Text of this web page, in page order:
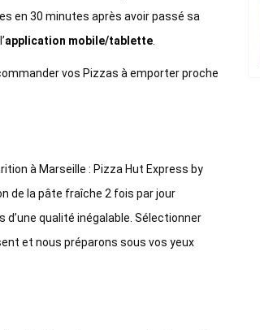
en 30 minutes après avoir passé sa
application mobile/tablette
vos Pizzas à emporter proche
à Marseille : Pizza Hut Express by
de la pâte fraîche 2 fois par jour
qualité inégalable. Sélectionner
et nous préparons sous vos yeux